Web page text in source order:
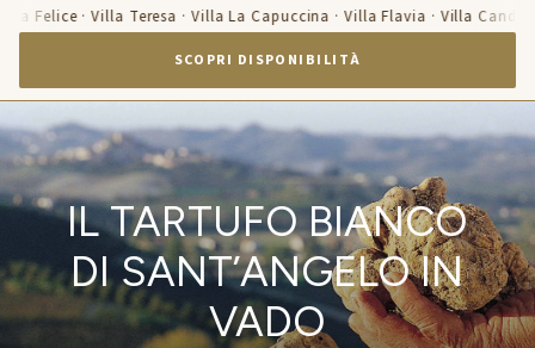
· Villa Teresa · Villa La Capuccina · Villa Flavia · Villa Candelara
SCOPRI DISPONIBILITÀ
IL TARTUFO BIANCO
DI SANT’ANGELO IN
VADO